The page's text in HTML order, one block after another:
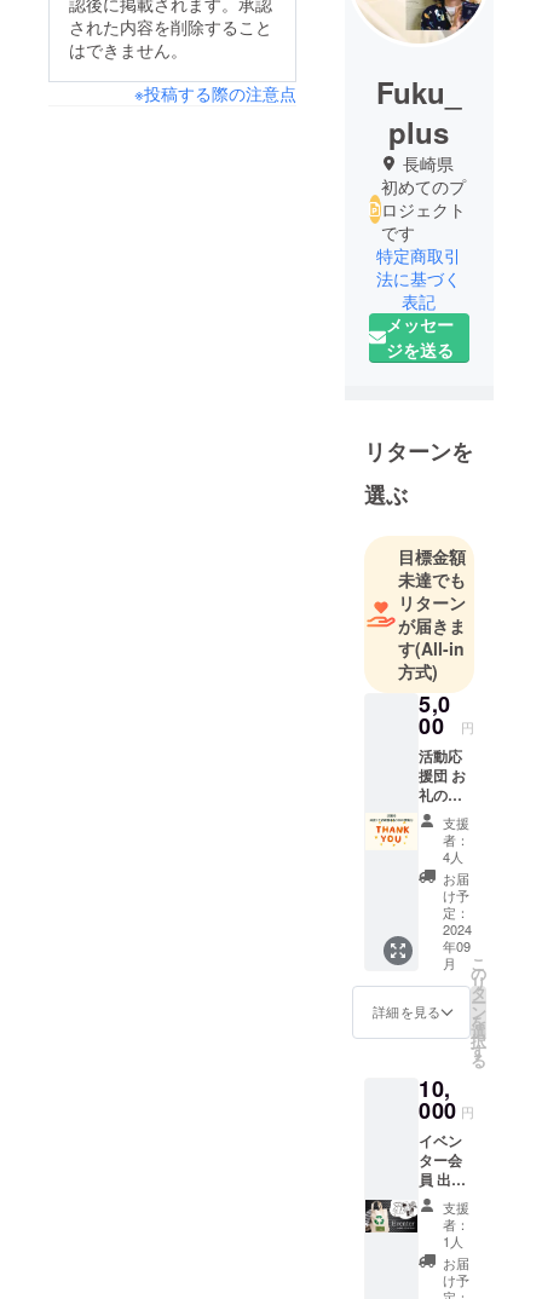
された内容を削除すること
はできません。
※投稿する際の注意点
Fuku_
plus
長崎県
初めてのプ
ロジェクト
です
特定商取引
法に基づく
表記
メッセー
ジを送る
リターンを
選ぶ
目標金額
未達でも
リターン
が届きま
す(All-in
方式)
5,0
00 円
活動応
援団 お
礼の
メール
Fuku+
の活
動、み
らいず
マー
ケット
の活動
に賛同
し応援
してい
ただけ
る方
気持ち
を込め
てメー
ルを送
りま
す。
支援
者：
4人
お届
け予
定：
2024
年09
月
詳細を見る
こ
の
リ
タ
ー
ン
を
選
択
す
る
10,
000 円
イベン
ター会
員 出店
者枠 ①
みらい
ずマー
ケット
商品券
支援
者：
1人
お届
け予